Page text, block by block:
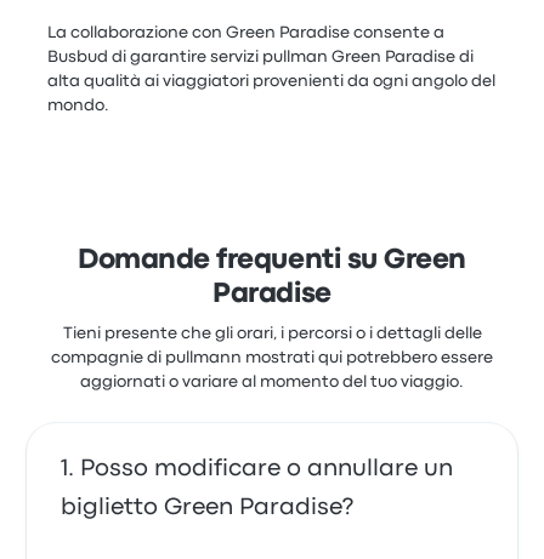
La collaborazione con Green Paradise consente a
Busbud di garantire servizi pullman Green Paradise di
alta qualità ai viaggiatori provenienti da ogni angolo del
mondo.
Domande frequenti su Green
Paradise
Tieni presente che gli orari, i percorsi o i dettagli delle
compagnie di pullmann mostrati qui potrebbero essere
aggiornati o variare al momento del tuo viaggio.
Posso modificare o annullare un
biglietto Green Paradise?